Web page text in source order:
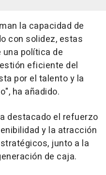
la capacidad de
con solidez, estas
política de
eficiente del
por el talento y la
ha añadido.
destacado el refuerzo
y la atracción
junto a la
de caja.